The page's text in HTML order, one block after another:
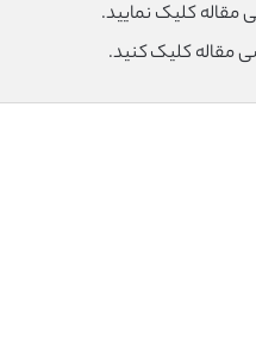
مقاله کلیک کنید.